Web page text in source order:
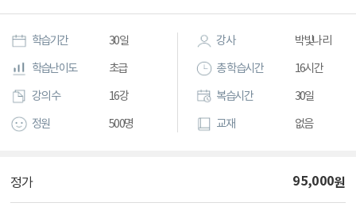
학습기간 30일
학습난이도 초급
강의 수 16강
정원 500명
강사 박빛나리
총 학습시간 16시간
복습시간 30일
교재 없음
정가 95,000원